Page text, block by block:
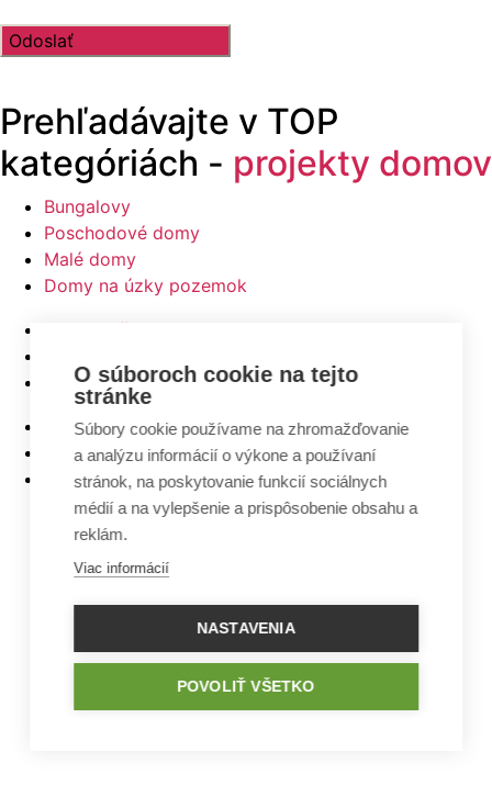
Prehľadávajte v TOP
kategóriách - projekty domov
Bungalovy
Poschodové domy
Malé domy
Domy na úzky pozemok
Najlacnejšie domy z ponuky
Bungalovy s rovnou strechou
Bungalovy s garážou
Bungalovy s terasou
Bungalovy v tvare L
O súboroch cookie na tejto
stránke
Súbory cookie používame na zhromažďovanie
a analýzu informácií o výkone a používaní
stránok, na poskytovanie funkcií sociálnych
médií a na vylepšenie a prispôsobenie obsahu a
reklám.
Viac informácií
NASTAVENIA
POVOLIŤ VŠETKO